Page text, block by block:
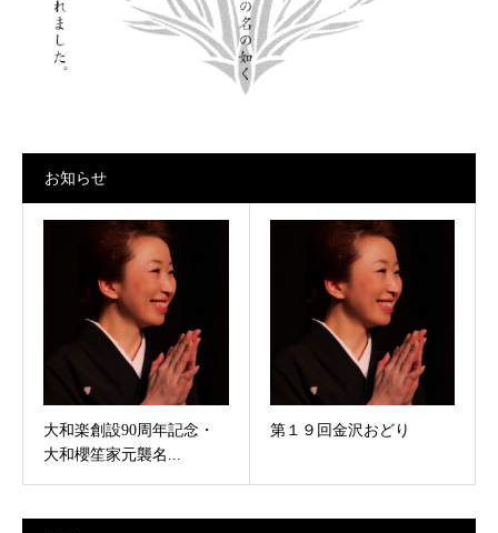
お知らせ
大和楽創設90周年記念・
大和櫻笙家元襲名...
第１９回金沢おどり